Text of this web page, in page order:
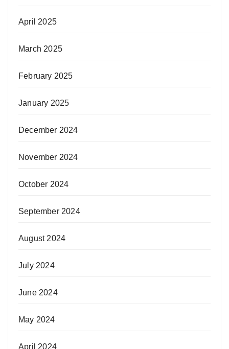
April 2025
March 2025
February 2025
January 2025
December 2024
November 2024
October 2024
September 2024
August 2024
July 2024
June 2024
May 2024
April 2024